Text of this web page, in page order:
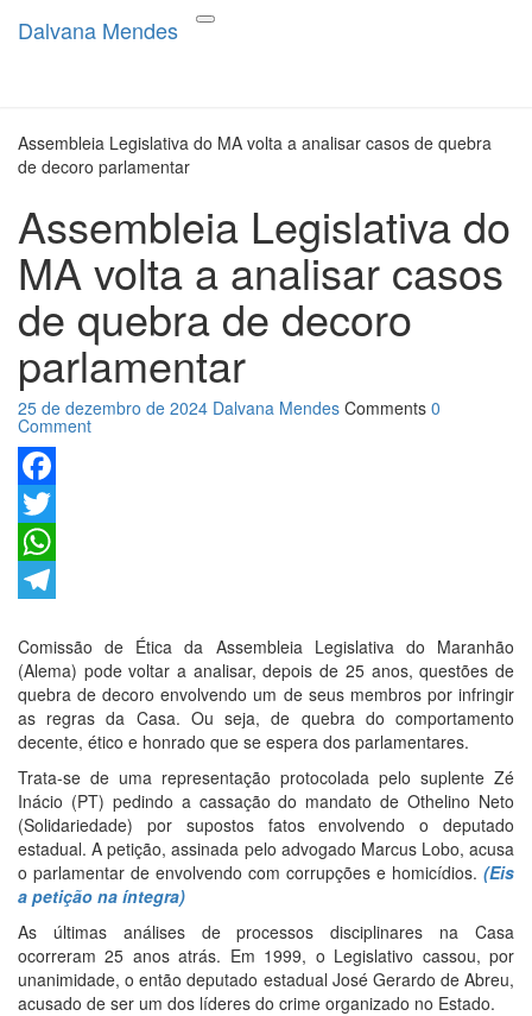
Toggle
Dalvana Mendes
Dalvana Mendes
Espaço de conteúdo e leitura
Assembleia Legislativa do MA volta a analisar casos de quebra
de decoro parlamentar
Assembleia Legislativa do
MA volta a analisar casos
de quebra de decoro
parlamentar
25 de dezembro de 2024 Dalvana Mendes Comments 0
Comment
Facebook
Twitter
WhatsApp
Comissão de Ética da Assembleia Legislativa do Maranhão
(Alema) pode voltar a analisar, depois de 25 anos, questões de
quebra de decoro envolvendo um de seus membros por infringir
as regras da Casa. Ou seja, de quebra do comportamento
decente, ético e honrado que se espera dos parlamentares.
Trata-se de uma representação protocolada pelo suplente Zé
Inácio (PT) pedindo a cassação do mandato de Othelino Neto
(Solidariedade) por supostos fatos envolvendo o deputado
estadual. A petição, assinada pelo advogado Marcus Lobo, acusa
o parlamentar de envolvendo com corrupções e homicídios. (Eis
a petição na íntegra)
As últimas análises de processos disciplinares na Casa
ocorreram 25 anos atrás. Em 1999, o Legislativo cassou, por
unanimidade, o então deputado estadual José Gerardo de Abreu,
acusado de ser um dos líderes do crime organizado no Estado.